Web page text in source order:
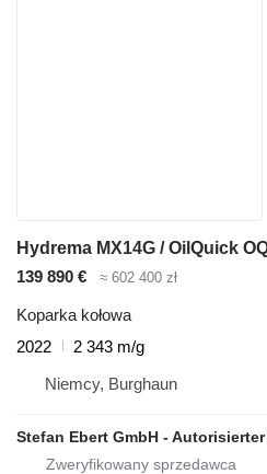
139 890 € ≈ 602 400 zł
Koparka kołowa
2022
2 343 m/g
Niemcy, Burghaun